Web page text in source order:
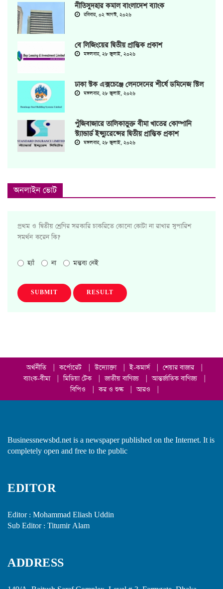
‎নীতিসুদহার কমাল বাংলাদেশ ব্যাংক
রবিবার, ০২ আগস্ট, ২০২৬
বে লিজিংয়ের দ্বিতীয় প্রান্তিক প্রকাশ
মঙ্গলবার, ২৮ জুলাই, ২০২৬
ঢাকা স্টক এক্সচেঞ্জে লেনদেনের শীর্ষে ডমিনেজ স্টিল
মঙ্গলবার, ২৮ জুলাই, ২০২৬
পুঁজিবাজারে তালিকাভুক্ত বীমা খাতের কোম্পানি
স্ট্যান্ডার্ড ইন্স্যুরেন্সের দ্বিতীয় প্রান্তিক প্রকাশ
মঙ্গলবার, ২৮ জুলাই, ২০২৬
অনলাইন ভোট
প্রথম ও দ্বিতীয় শ্রেণির সরকারি চাকরিতে কোনো কোটা না রাখার সুপারিশ
সমর্থন করেন কি?
হ্যাঁ না মন্তব্য নেই
SUBMIT RESULT
অর্থনীতি কর্পোরেট উদ্যোক্তা ই-কমার্স শেয়ার বাজার
ব্যাংক-বীমা
মিডিয়া টেক জাতীয় বাণিজ্য আন্তর্জাতিক বাণিজ্য
বিপিও
কর ও শুল্ক আরও
Businessnewsbd.net is a newspaper published on the Internet. It is
completely open and free to the public
EDITOR
Editor : Mohammad Eliash Uddin
Sub Editor : Titumir Alam
ADDRESS